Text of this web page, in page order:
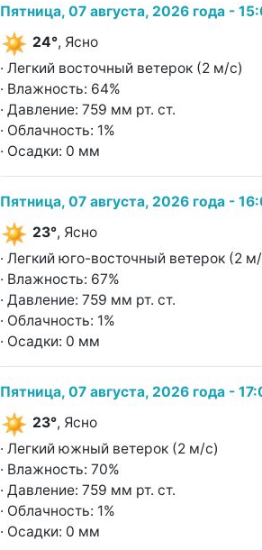
Пятница, 07 августа, 2026 года -
24°, Ясно
· Легкий восточный ветерок (2 м/с)
· Влажность: 64%
· Давление: 759 мм рт. ст.
· Облачность: 1%
· Осадки: 0 мм
Пятница, 07 августа, 2026 года -
23°, Ясно
· Легкий юго-восточный ветерок (2
· Влажность: 67%
· Давление: 759 мм рт. ст.
· Облачность: 1%
· Осадки: 0 мм
Пятница, 07 августа, 2026 года -
23°, Ясно
· Легкий южный ветерок (2 м/с)
· Влажность: 70%
· Давление: 759 мм рт. ст.
· Облачность: 1%
· Осадки: 0 мм